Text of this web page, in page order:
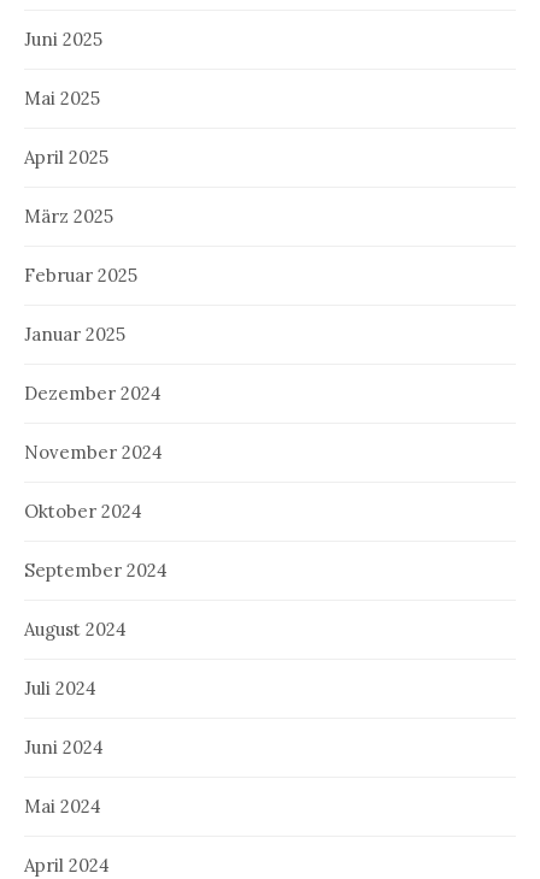
Juni 2025
Mai 2025
April 2025
März 2025
Februar 2025
Januar 2025
Dezember 2024
November 2024
Oktober 2024
September 2024
August 2024
Juli 2024
Juni 2024
Mai 2024
April 2024